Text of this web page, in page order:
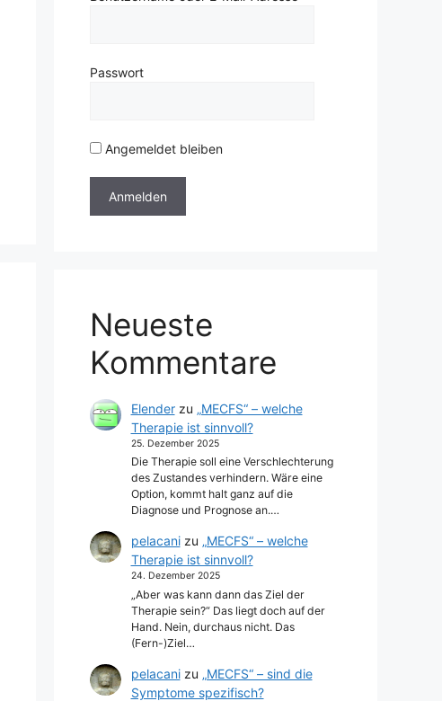
Passwort
Angemeldet bleiben
Neueste
Kommentare
Elenderzu „MECFS“ – welche
Therapie ist sinnvoll?
25. Dezember 2025
Die Therapie soll eine Verschlechterung
des Zustandes verhindern. Wäre eine
Option, kommt halt ganz auf die
Diagnose und Prognose an.…
pelacanizu „MECFS“ – welche
Therapie ist sinnvoll?
24. Dezember 2025
„Aber was kann dann das Ziel der
Therapie sein?“ Das liegt doch auf der
Hand. Nein, durchaus nicht. Das
(Fern-)Ziel…
pelacanizu „MECFS“ – sind die
Symptome spezifisch?